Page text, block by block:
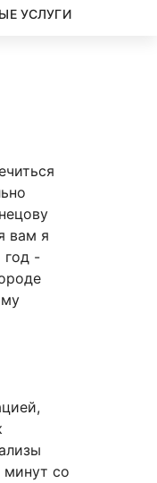
УСЛУГИ
вам я
год -
минут со